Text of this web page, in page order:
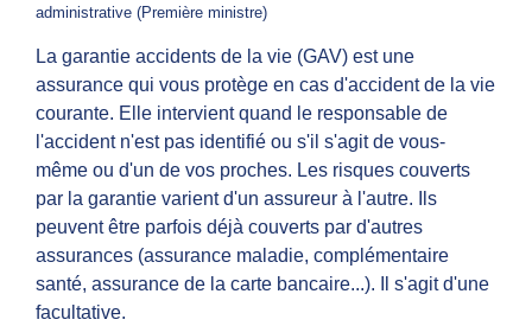
administrative (Première ministre)
La garantie accidents de la vie (GAV) est une
assurance qui vous protège en cas d'accident de la vie
courante. Elle intervient quand le responsable de
l'accident n'est pas identifié ou s'il s'agit de vous-
même ou d'un de vos proches. Les risques couverts
par la garantie varient d'un assureur à l'autre. Ils
peuvent être parfois déjà couverts par d'autres
assurances (assurance maladie, complémentaire
santé, assurance de la carte bancaire...). Il s'agit d'une
facultative.